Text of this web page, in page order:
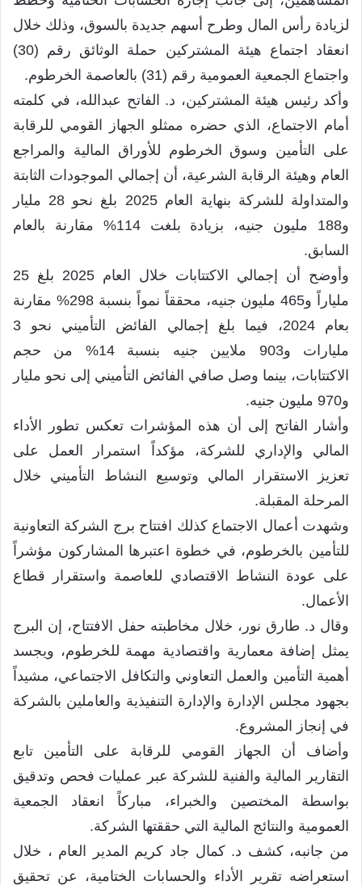
لزيادة رأس المال وطرح أسهم جديدة بالسوق، وذلك خلال
انعقاد اجتماع هيئة المشتركين حملة الوثائق رقم (30)
واجتماع الجمعية العمومية رقم (31) بالعاصمة الخرطوم.
وأكد رئيس هيئة المشتركين، د. الفاتح عبدالله، في كلمته
أمام الاجتماع، الذي حضره ممثلو الجهاز القومي للرقابة
على التأمين وسوق الخرطوم للأوراق المالية والمراجع
العام وهيئة الرقابة الشرعية، أن إجمالي الموجودات الثابتة
والمتداولة للشركة بنهاية العام 2025 بلغ نحو 28 مليار
و188 مليون جنيه، بزيادة بلغت 114% مقارنة بالعام
السابق.
وأوضح أن إجمالي الاكتتابات خلال العام 2025 بلغ 25
ملياراً و465 مليون جنيه، محققاً نمواً بنسبة 298% مقارنة
بعام 2024، فيما بلغ إجمالي الفائض التأميني نحو 3
مليارات و903 ملايين جنيه بنسبة 14% من حجم
الاكتتابات، بينما وصل صافي الفائض التأميني إلى نحو مليار
و970 مليون جنيه.
وأشار الفاتح إلى أن هذه المؤشرات تعكس تطور الأداء
المالي والإداري للشركة، مؤكداً استمرار العمل على
تعزيز الاستقرار المالي وتوسيع النشاط التأميني خلال
المرحلة المقبلة.
وشهدت أعمال الاجتماع كذلك افتتاح برج الشركة التعاونية
للتأمين بالخرطوم، في خطوة اعتبرها المشاركون مؤشراً
على عودة النشاط الاقتصادي للعاصمة واستقرار قطاع
الأعمال.
وقال د. طارق نور، خلال مخاطبته حفل الافتتاح، إن البرج
يمثل إضافة معمارية واقتصادية مهمة للخرطوم، ويجسد
أهمية التأمين والعمل التعاوني والتكافل الاجتماعي، مشيداً
بجهود مجلس الإدارة والإدارة التنفيذية والعاملين بالشركة
في إنجاز المشروع.
وأضاف أن الجهاز القومي للرقابة على التأمين تابع
التقارير المالية والفنية للشركة عبر عمليات فحص وتدقيق
بواسطة المختصين والخبراء، مباركاً انعقاد الجمعية
العمومية والنتائج المالية التي حققتها الشركة.
من جانبه، كشف د. كمال جاد كريم المدير العام ، خلال
استعراضه تقرير الأداء والحسابات الختامية، عن تحقيق